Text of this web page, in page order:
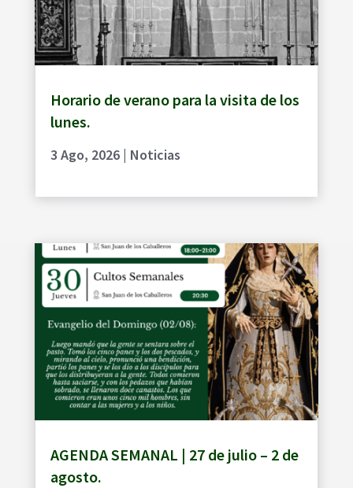
Horario de verano para la visita de los
lunes.
3 Ago, 2026| Noticias
AGENDA SEMANAL | 27 de julio – 2 de
agosto.